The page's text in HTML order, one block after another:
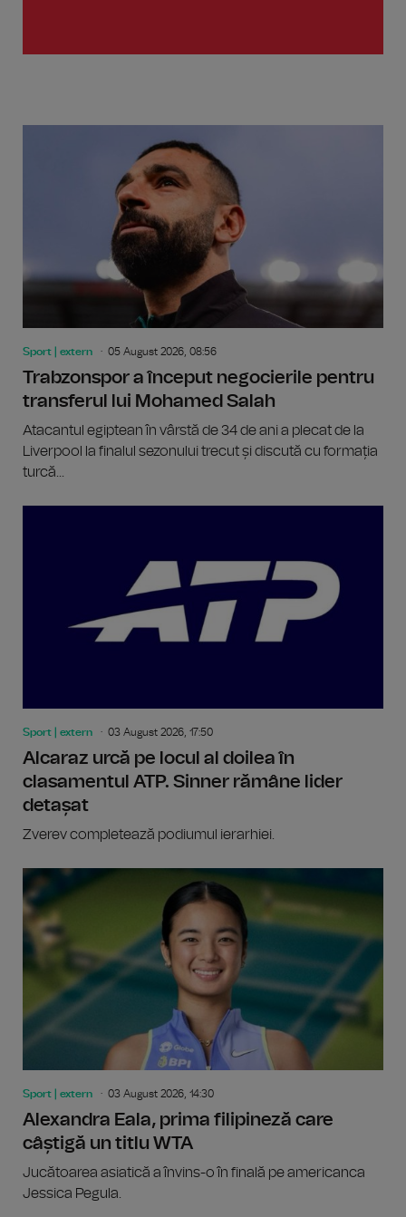
Sport | extern 05 August 2026, 08:56
Trabzonspor a început negocierile pentru
transferul lui Mohamed Salah
Atacantul egiptean în vârstă de 34 de ani a plecat de la
Liverpool la finalul sezonului trecut și discută cu formația
turcă...
Sport | extern 03 August 2026, 17:50
Alcaraz urcă pe locul al doilea în
clasamentul ATP. Sinner rămâne lider
detașat
Zverev completează podiumul ierarhiei.
Sport | extern 03 August 2026, 14:30
Alexandra Eala, prima filipineză care
câștigă un titlu WTA
Jucătoarea asiatică a învins-o în finală pe americanca
Jessica Pegula.